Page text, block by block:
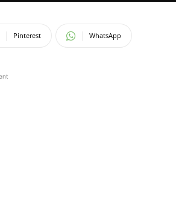
Pinterest WhatsApp